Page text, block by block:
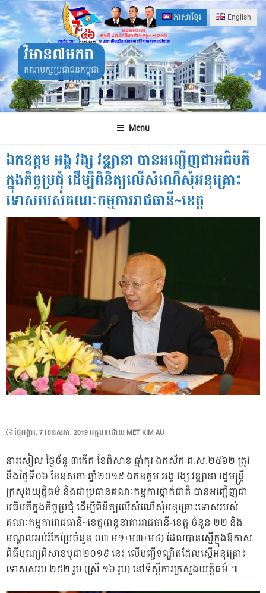
Skip
to
content
ភាសាខ្មែរ English
វិមាន៧មករា
គណបក្សប្រជាជនកម្ពុជា
Menu
ឯកឧត្តម អង្គ វង្ស វឌ្ឍានា បានអញ្ជើញជាអធិបតី
ក្នុងកិច្ចប្រជុំ ដើម្បីពិនិត្យលើសំណើសុំអនុគ្រោះ
ទោសរបស់គណៈកម្មការរាជធានី~ខេត្ត
POSTED
ថ្ងៃ​អង្គារ, 7 ខែ​ឧសភា, 2019អត្ថបទដោយ MET KIM AU
នារសៀល ថ្ងៃច័ន្ទ ៣កើត ខែពិសាខ ឆ្នាំកុរ ឯកស័ក ព.ស.២៥៦២ ត្រូវ
នឹងថ្ងៃទី០៦ ខែឧសភា ឆ្នាំ២០១៩ ឯកឧត្តម អង្គ វង្ស វឌ្ឍានា រដ្ឋមន្ត្រី
ក្រសួងយុត្តិធម៌ និងជាប្រធានគណៈកម្មការថ្នាក់ជាតិ បានអញ្ជើញជា
អធិបតីក្នុងកិច្ចប្រជុំ ដើម្បីពិនិត្យលើសំណើសុំអនុគ្រោះទោសរបស់
គណៈកម្មការរាជធានី~ខេត្ត(ពន្ធនាគាររាជធានី-ខេត្ត ចំនួន ២២ និង
មណ្ឌលអប់រំកែប្រែចំនួន ០៣ ម១+ម៣+ម៤) ដែលបានស្នើក្នុងឱកាស
ពិធីបុណ្យពិសាខបូជា២០១៩ នេះ លើបញ្ជីទណ្ឌិតដែលស្នើអនុគ្រោះ
ទោសសរុប ២៥២ រូប (ស្រី ១៦ រូប) នៅទីស្តីការក្រសួងយុត្តិធម៌ ៕